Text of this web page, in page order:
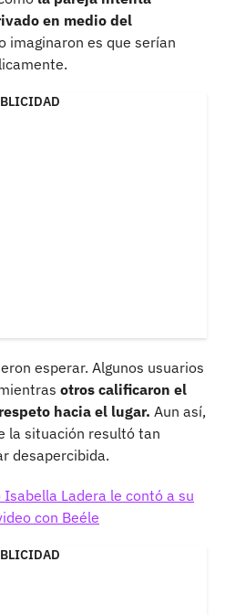
en medio del
imaginaron es que serían
esperar. Algunos usuarios
otros calificaron el
hacia el lugar. Aun así,
la situación resultó tan
desapercibida.
Isabella Ladera le contó a su
con Beéle